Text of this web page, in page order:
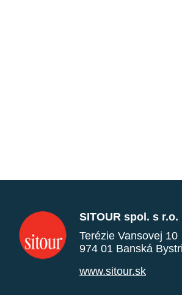
SITOUR spol. s r.o.
Terézie Vansovej 10
974 01 Banská
www.sitour.sk